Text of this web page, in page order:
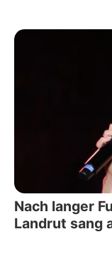
Nach langer
Landrut sang